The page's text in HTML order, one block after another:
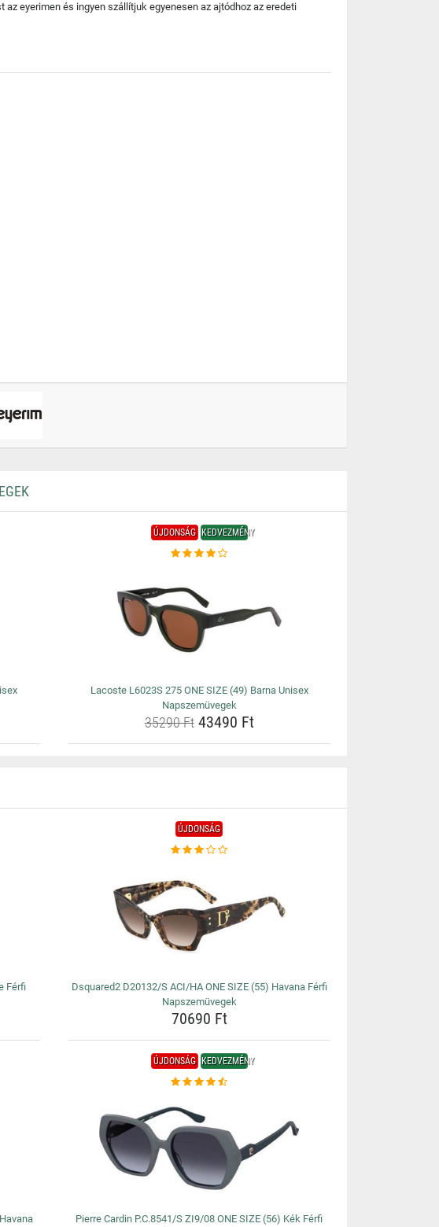
eyerimen és ingyen szállítjuk egyenesen az ajtódhoz az eredeti
ÚJDONSÁG KEDVEZMÉNY
Lacoste L6023S 275 ONE SIZE (49) Barna Unisex
Napszemüvegek
35290 Ft43490 Ft
Férfi
ÚJDONSÁG
Dsquared2 D20132/S ACI/HA ONE SIZE (55) Havana Férfi
Napszemüvegek
70690 Ft
ÚJDONSÁG KEDVEZMÉNY
Pierre Cardin P.C.8541/S ZI9/08 ONE SIZE (56) Kék Férfi